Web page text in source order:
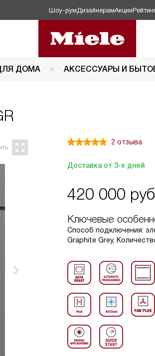
Шоу-рум ДизайнерамАкции
ДОМА АКСЕССУАРЫ И
2 отзыва
Доставка от 3-х дней
420 000
Ключевые
Способ подключения:
Graphite Grey,